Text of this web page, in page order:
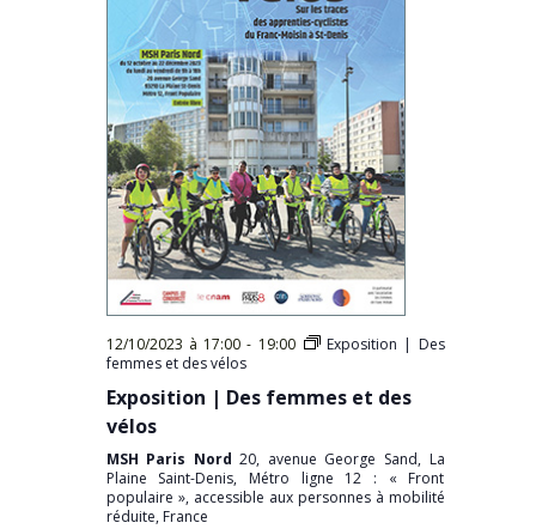
12/10/2023 à 17:00 - 19:00
Exposition | Des
femmes et des vélos
Exposition | Des femmes et des
vélos
MSH Paris Nord20, avenue George Sand, La
Plaine Saint-Denis, Métro ligne 12 : « Front
populaire », accessible aux personnes à mobilité
réduite, France